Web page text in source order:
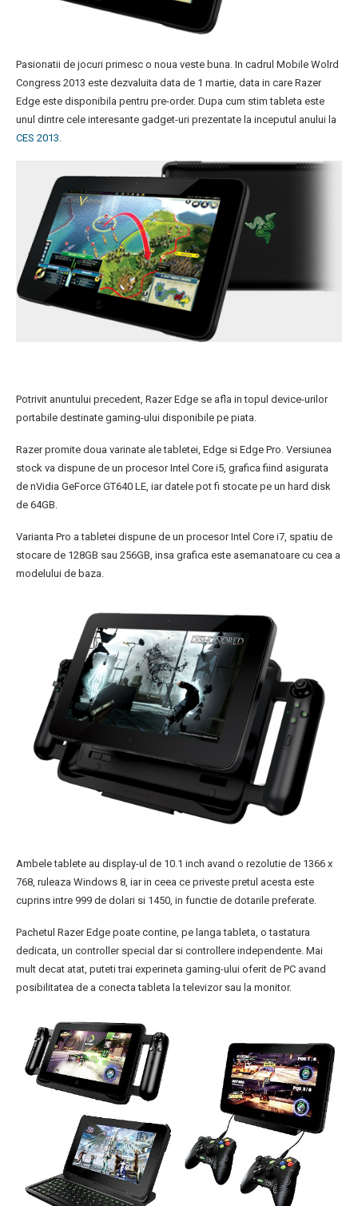
Pasionatii de jocuri primesc o noua veste buna. In cadrul Mobile Wolrd
Congress 2013 este dezvaluita data de 1 martie, data in care Razer
Edge este disponibila pentru pre-order. Dupa cum stim tableta este
unul dintre cele interesante gadget-uri prezentate la inceputul anului la
CES 2013
Potrivit anuntului precedent, Razer Edge se afla in topul device-urilor
portabile destinate gaming-ului disponibile pe piata.
Razer promite doua varinate ale tabletei, Edge si Edge Pro. Versiunea
stock va dispune de un procesor Intel Core i5, grafica fiind asigurata
de nVidia GeForce GT640 LE, iar datele pot fi stocate pe un hard disk
de 64GB.
Varianta Pro a tabletei dispune de un procesor Intel Core i7, spatiu de
stocare de 128GB sau 256GB, insa grafica este asemanatoare cu cea a
modelului de baza.
Ambele tablete au display-ul de 10.1 inch avand o rezolutie de 1366 x
768, ruleaza Windows 8, iar in ceea ce priveste pretul acesta este
cuprins intre 999 de dolari si 1450, in functie de dotarile preferate.
Pachetul Razer Edge poate contine, pe langa tableta, o tastatura
dedicata, un controller special dar si controllere independente. Mai
mult decat atat, puteti trai experineta gaming-ului oferit de PC avand
posibilitatea de a conecta tableta la televizor sau la monitor.